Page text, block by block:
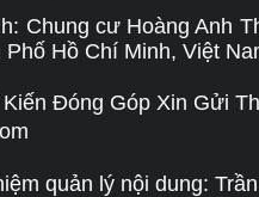
Chung cư Hoàng Anh
Phố Hồ Chí Minh, Việt
Đóng Góp Xin Gửi
quản lý nội dung: